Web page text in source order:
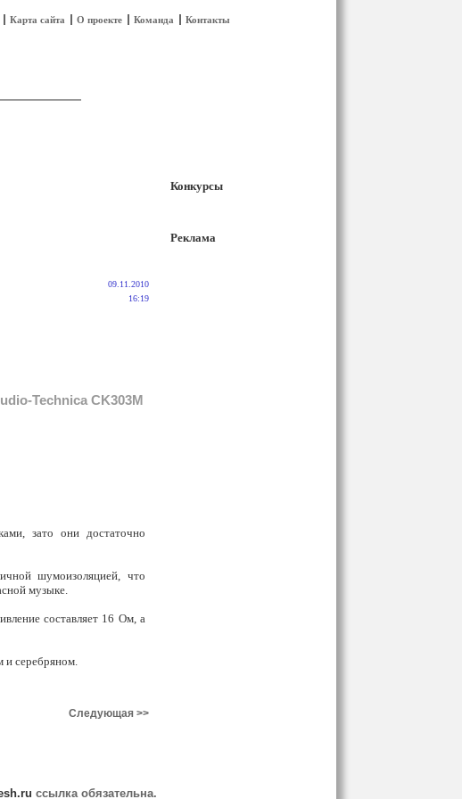
Карта сайта О проекте Команда Контакты
Technica CK303М
09.11.2010
16:19
зато они достаточно
шумоизоляцией, что
музыке.
составляет 16 Ом, а
и серебряном.
Следующая >>
Конкурсы
Реклама
ссылка обязательна.